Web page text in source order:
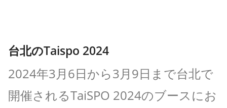
台北のTaispo 2024
2024年3月6日から3月9日まで台北で
開催されるTaiSPO 2024のブースにお